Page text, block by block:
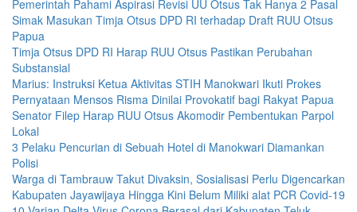
Pemerintah Pahami Aspirasi Revisi UU Otsus Tak Hanya 2 Pasal
Simak Masukan Timja Otsus DPD RI terhadap Draft RUU Otsus
Papua
Timja Otsus DPD RI Harap RUU Otsus Pastikan Perubahan
Substansial
Marius: Instruksi Ketua Aktivitas STIH Manokwari Ikuti Prokes
Pernyataan Mensos Risma Dinilai Provokatif bagi Rakyat Papua
Senator Filep Harap RUU Otsus Akomodir Pembentukan Parpol
Lokal
3 Pelaku Pencurian di Sebuah Hotel di Manokwari Diamankan
Polisi
Warga di Tambrauw Takut Divaksin, Sosialisasi Perlu Digencarkan
Kabupaten Jayawijaya Hingga Kini Belum Miliki alat PCR Covid-19